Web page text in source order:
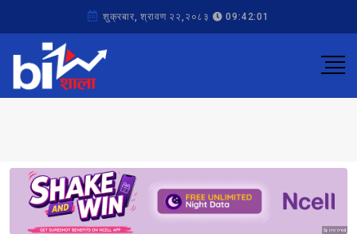
शुक्रबार, श्रावण २२,२०८३ 09:42:01
Sponsored